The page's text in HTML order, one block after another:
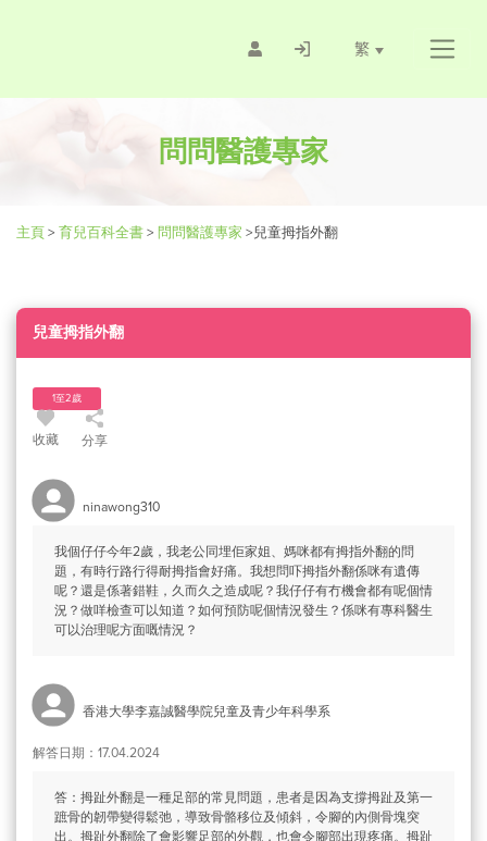
繁
問問醫護專家
主頁> 育兒百科全書> 問問醫護專家 >兒童拇指外翻
兒童拇指外翻
1至2歲
收藏 分享
ninawong310
我個仔仔今年2歲，我老公同埋佢家姐、媽咪都有拇指外翻的問
題，有時行路行得耐拇指會好痛。我想問吓拇指外翻係咪有遺傳
呢？還是係著錯鞋，久而久之造成呢？我仔仔有冇機會都有呢個情
況？做咩檢查可以知道？如何預防呢個情況發生？係咪有專科醫生
可以治理呢方面嘅情況？
香港大學李嘉誠醫學院兒童及青少年科學系
解答日期：17.04.2024
答：拇趾外翻是一種足部的常見問題，患者是因為支撐拇趾及第一
蹠骨的韌帶變得鬆弛，導致骨骼移位及傾斜，令腳的內側骨塊突
出。拇趾外翻除了會影響足部的外觀，也會令腳部出現疼痛。拇趾